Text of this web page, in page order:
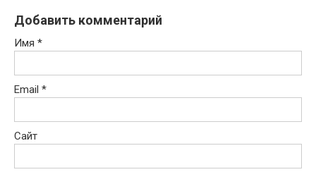
Добавить комментарий
Имя *
Email *
Сайт